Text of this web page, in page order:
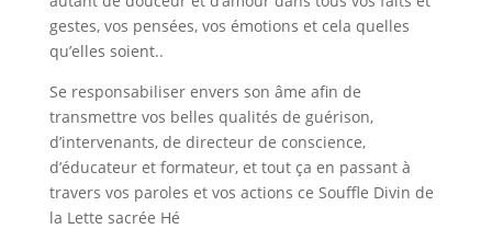
gestes, vos pensées, vos émotions et cela quelles
qu’elles soient..
Se responsabiliser envers son âme afin de
transmettre vos belles qualités de guérison,
d’intervenants, de directeur de conscience,
d’éducateur et formateur, et tout ça en passant à
travers vos paroles et vos actions ce Souffle Divin de
la Lette sacrée Hé